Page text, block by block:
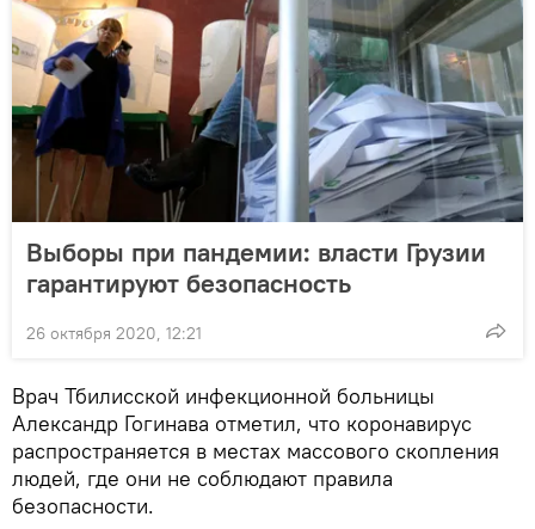
Выборы при пандемии: власти Грузии
гарантируют безопасность
26 октября 2020, 12:21
Врач Тбилисской инфекционной больницы
Александр Гогинава отметил, что коронавирус
распространяется в местах массового скопления
людей, где они не соблюдают правила
безопасности.